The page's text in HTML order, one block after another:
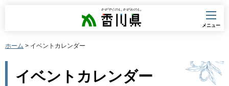
香川県
メニュー
ホーム > イベントカレンダー
イベントカレンダー